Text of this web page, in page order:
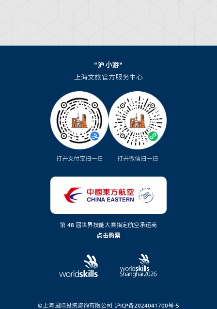
"沪小游"
上海文旅官方服务中心
打开支付宝扫一扫 打开微信扫一扫
第 48 届世界技能大赛指定航空承运商
点击购票
©上海国际投资咨询有限公司 沪ICP备2024041700号-5